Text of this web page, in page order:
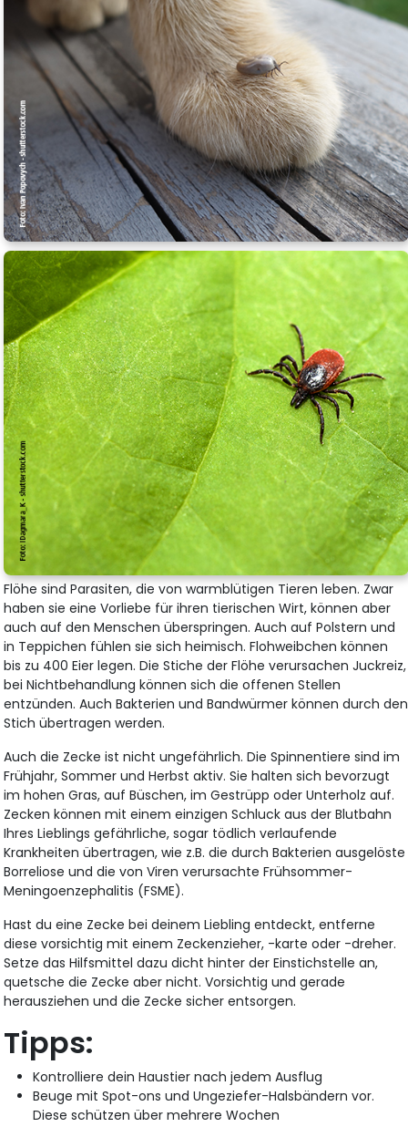
Flöhe sind Parasiten, die von warmblütigen Tieren leben. Zwar
haben sie eine Vorliebe für ihren tierischen Wirt, können aber
auch auf den Menschen überspringen. Auch auf Polstern und
in Teppichen fühlen sie sich heimisch. Flohweibchen können
bis zu 400 Eier legen. Die Stiche der Flöhe verursachen Juckreiz,
bei Nichtbehandlung können sich die offenen Stellen
entzünden. Auch Bakterien und Bandwürmer können durch den
Stich übertragen werden.
Auch die Zecke ist nicht ungefährlich. Die Spinnentiere sind im
Frühjahr, Sommer und Herbst aktiv. Sie halten sich bevorzugt
im hohen Gras, auf Büschen, im Gestrüpp oder Unterholz auf.
Zecken können mit einem einzigen Schluck aus der Blutbahn
Ihres Lieblings gefährliche, sogar tödlich verlaufende
Krankheiten übertragen, wie z.B. die durch Bakterien ausgelöste
Borreliose und die von Viren verursachte Frühsommer-
Meningoenzephalitis (FSME).
Hast du eine Zecke bei deinem Liebling entdeckt, entferne
diese vorsichtig mit einem Zeckenzieher, -karte oder -dreher.
Setze das Hilfsmittel dazu dicht hinter der Einstichstelle an,
quetsche die Zecke aber nicht. Vorsichtig und gerade
herausziehen und die Zecke sicher entsorgen.
Tipps:
Kontrolliere dein Haustier nach jedem Ausflug
Beuge mit Spot-ons und Ungeziefer-Halsbändern vor.
Diese schützen über mehrere Wochen